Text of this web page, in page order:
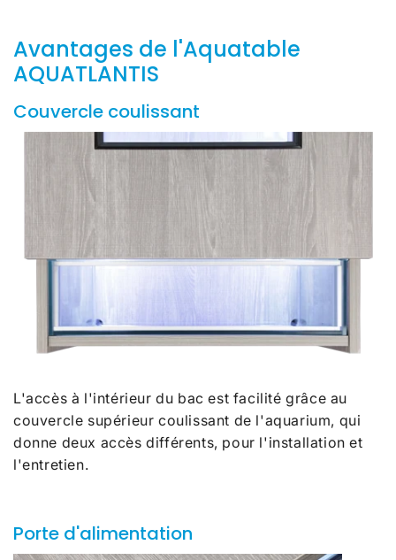
Avantages de l'Aquatable
AQUATLANTIS
Couvercle coulissant
L'accès à l'intérieur du bac est facilité grâce au
couvercle supérieur coulissant de l'aquarium, qui
donne deux accès différents, pour l'installation et
l'entretien.
Porte d'alimentation